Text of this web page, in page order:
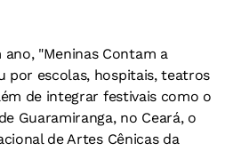
"Meninas Contam a
por escolas, hospitais, teatros
de integrar festivais como o
Guaramiranga, no Ceará, o
de Artes Cênicas da